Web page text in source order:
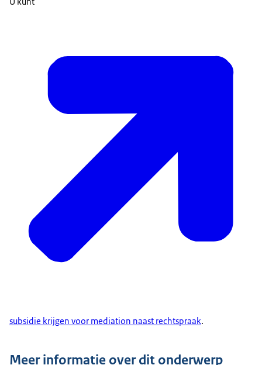
subsidie krijgen voor mediation naast rechtspraak.
Meer informatie over dit onderwerp